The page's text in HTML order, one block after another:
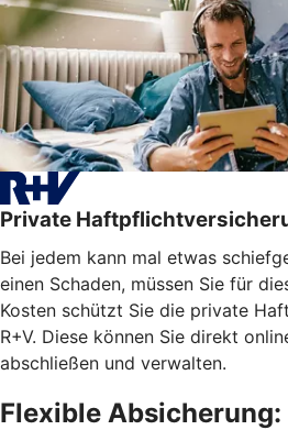
Private
Bei jedem kann mal etwas
einen Schaden, müssen Sie für
Kosten schützt Sie die private
R+V. Diese können Sie direkt
abschließen und verwalten.
Flexible